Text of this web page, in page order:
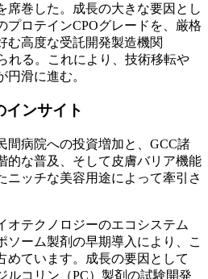
席巻した。成長の大きな要因とし
プロテインCPOグレードを、厳格
む高度な受託開発製造機関
れる。これにより、技術移転や
滑に進む。
インサイト
間病院への投資増加と、GCC諸
的な普及、そして皮膚バリア機能
ニッチな美容用途によって牽引さ
オテクノロジーのエコシステム
ソーム製剤の早期導入により、こ
めています。成長の要因として
ルコリン（PC）製剤の試験開発